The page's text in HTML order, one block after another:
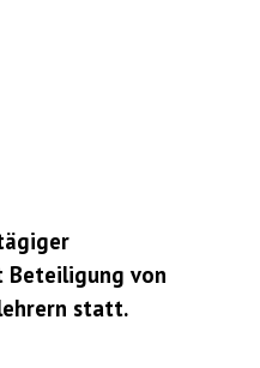
Beteiligung von
statt.